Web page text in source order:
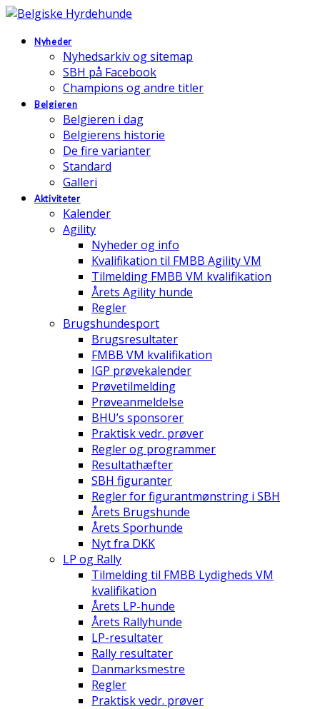
Nyheder
Nyhedsarkiv og sitemap
SBH på Facebook
Champions og andre titler
Belgieren
Belgieren i dag
Belgierens historie
De fire varianter
Standard
Galleri
Aktiviteter
Kalender
Agility
Nyheder og info
Kvalifikation til FMBB Agility VM
Tilmelding FMBB VM kvalifikation
Årets Agility hunde
Regler
Brugshundesport
Brugsresultater
FMBB VM kvalifikation
IGP prøvekalender
Prøvetilmelding
Prøveanmeldelse
BHU’s sponsorer
Praktisk vedr. prøver
Regler og programmer
Resultathæfter
SBH figuranter
Regler for figurantmønstring i SBH
Årets Brugshunde
Årets Sporhunde
Nyt fra DKK
LP og Rally
Tilmelding til FMBB Lydigheds VM
kvalifikation
Årets LP-hunde
Årets Rallyhunde
LP-resultater
Rally resultater
Danmarksmestre
Regler
Praktisk vedr. prøver